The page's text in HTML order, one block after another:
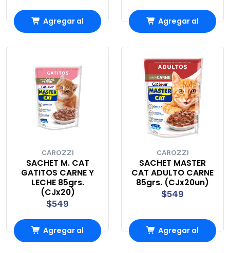
Agregar al Agregar al
CAROZZI
SACHET M. CAT
GATITOS CARNE Y
LECHE 85grs.
(CJx20)
$549
Agregar al
CAROZZI
SACHET MASTER
CAT ADULTO CARNE
85grs. (CJx20un)
$549
Agregar al